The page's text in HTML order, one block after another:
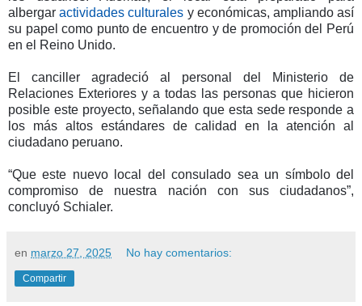
albergaractividades culturales y económicas, ampliando así
su papel como punto de encuentro y de promoción del Perú
en el Reino Unido.
El canciller agradeció al personal del Ministerio de
Relaciones Exteriores y a todas las personas que hicieron
posible este proyecto, señalando que esta sede responde a
los más altos estándares de calidad en la atención al
ciudadano peruano.
“Que este nuevo local del consulado sea un símbolo del
compromiso de nuestra nación con sus ciudadanos”,
concluyó Schialer.
en marzo 27, 2025 No hay comentarios:
Compartir